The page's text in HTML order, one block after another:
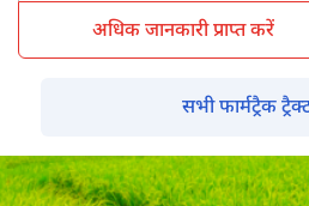
अधिक जानकारी प्राप्त करें
सभी फार्मट्रैक